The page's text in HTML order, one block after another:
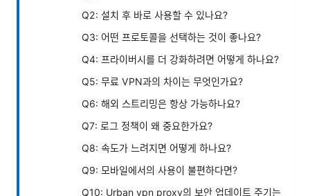
Q2: 설치 후 바로 사용할 수 있나요?
Q3: 어떤 프로토콜을 선택하는 것이 좋나요?
Q4: 프라이버시를 더 강화하려면 어떻게 하나요?
Q5: 무료 VPN과의 차이는 무엇인가요?
Q6: 해외 스트리밍은 항상 가능하나요?
Q7: 로그 정책이 왜 중요한가요?
Q8: 속도가 느려지면 어떻게 하나요?
Q9: 모바일에서의 사용이 불편하다면?
Q10: Urban vpn proxy의 보안 업데이트 주기는